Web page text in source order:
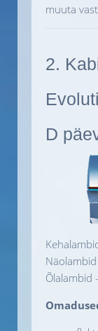
muuta
2.
D
Õlalambid